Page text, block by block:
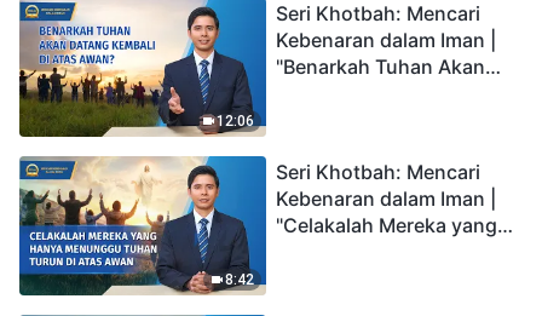
12:06
Seri Khotbah: Mencari
Kebenaran dalam Iman |
"Benarkah Tuhan Akan
8:42
Seri Khotbah: Mencari
Kebenaran dalam Iman |
"Celakalah Mereka yang